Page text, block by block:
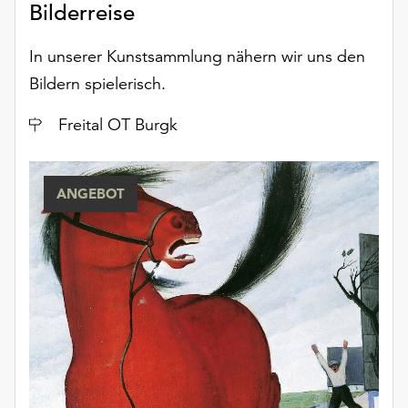
unserer
oder
dem
Impressum
Bilderreise
In unserer Kunstsammlung nähern wir uns den
Bildern spielerisch.
Ort
Freital OT Burgk
ANGEBOT